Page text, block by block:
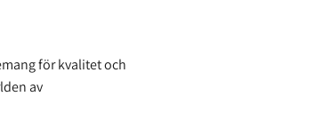
för kvalitet och
av